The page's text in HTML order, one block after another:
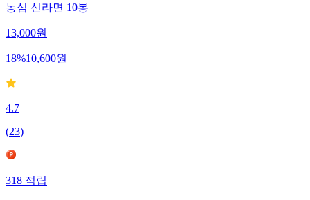
농심 신라면 10봉
13,000원
18%10,600원
4.7
(23)
318적립